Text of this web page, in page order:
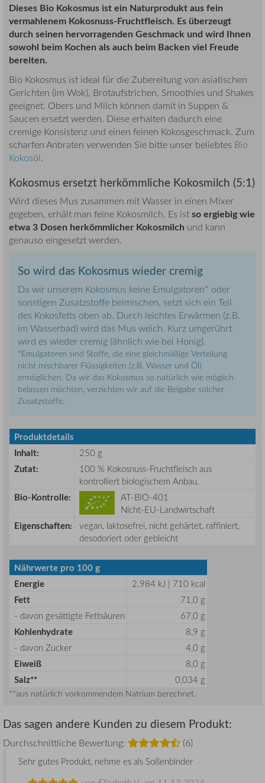
Dieses Bio Kokosmus ist ein Naturprodukt aus fein
vermahlenem Kokosnuss-Fruchtfleisch. Es überzeugt
durch seinen hervorragenden Geschmack und wird Ihnen
sowohl beim Kochen als auch beim Backen viel Freude
bereiten.
Bio Kokosmus ist ideal für die Zubereitung von asiatischen
Gerichten (im Wok), Brotaufstrichen, Smoothies und Shakes
geeignet. Obers und Milch können damit in Suppen &
Saucen ersetzt werden. Diese erhalten dadurch eine
cremige Konsistenz und einen feinen Kokosgeschmack. Zum
scharfen Anbraten verwenden Sie bitte unser beliebtes Bio
Kokosöl.
Kokosmus ersetzt herkömmliche Kokosmilch (5:1)
Wird dieses Mus zusammen mit Wasser in einen Mixer
gegeben, erhält man feine Kokosmilch. Es istso ergiebig wie
etwa 3 Dosen herkömmlicher Kokosmilch und kann
genauso eingesetzt werden.
So wird das Kokosmus wieder cremig
Da wir unserem Kokosmus keine Emulgatoren* oder
sonstigen Zusatzstoffe beimischen, setzt sich ein Teil
des Kokosfetts oben ab. Durch leichtes Erwärmen (z.B.
im Wasserbad) wird das Mus weich. Kurz umgerührt
wird es wieder cremig (ähnlich wie bei Honig).
*Emulgatoren sind Stoffe, die eine gleichmäßige Verteilung
nicht mischbarer Flüssigkeiten (z.B. Wasser und Öl)
ermöglichen. Da wir das Kokosmus so natürlich wie möglich
belassen möchten, verzichten wir auf die Beigabe solcher
Zusatzstoffe.
Produktdetails
Inhalt:
250 g
Zutat:
100 % Kokosnuss-Fruchtfleisch aus
kontrolliert biologischem Anbau.
Bio-Kontrolle:
AT-BIO-401
Nicht-EU-Landwirtschaft
Eigenschaften:
vegan, laktosefrei, nicht gehärtet, raffiniert,
desodoriert oder gebleicht
Nährwerte pro 100 g
Energie
2.984 kJ | 710 kcal
Fett
71,0 g
- davon gesättigte Fettsäuren
67,0 g
Kohlenhydrate
8,9 g
- davon Zucker
4,0 g
Eiweiß 8,0 g
Salz** 0,034 g
**aus natürlich vorkommendem Natrium berechnet.
Das sagen andere Kunden zu diesem Produkt:
Durchschnittliche Bewertung: (6)
Sehr gutes Produkt, nehme es als Soßenbinder